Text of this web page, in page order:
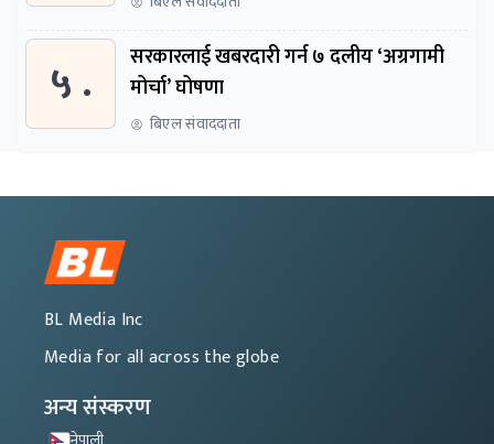
५ .
सरकारलाई खबरदारी गर्न ७ दलीय ‘अग्रगामी
मोर्चा’ घोषणा
बिएल संवाददाता
BL Media Inc
Media for all across the globe
अन्य संस्करण